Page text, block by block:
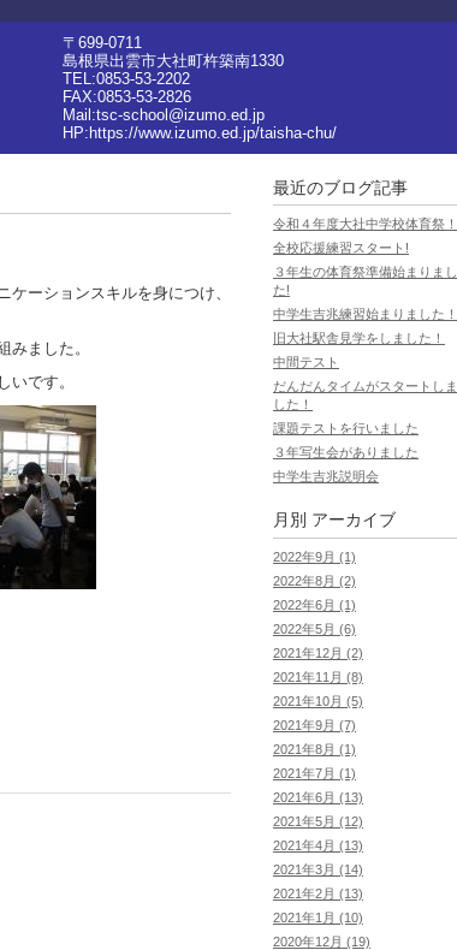
〒699-0711
島根県出雲市大社町杵築南1330
TEL:0853-53-2202
FAX:0853-53-2826
Mail:tsc-school@izumo.ed.jp
HP: https://www.izumo.ed.jp/taisha-chu/
ーションスキルを身につけ、
みました。
いです。
最近のブログ記事
令和４年度大社中学校体育祭！
全校応援練習スタート!
３年生の体育祭準備始まりまし
た!
中学生吉兆練習始まりました！
旧大社駅舎見学をしました！
中間テスト
だんだんタイムがスタートしま
した！
課題テストを行いました
３年写生会がありました
中学生吉兆説明会
月別 アーカイブ
2022年9月 (1)
2022年8月 (2)
2022年6月 (1)
2022年5月 (6)
2021年12月 (2)
2021年11月 (8)
2021年10月 (5)
2021年9月 (7)
2021年8月 (1)
2021年7月 (1)
2021年6月 (13)
2021年5月 (12)
2021年4月 (13)
2021年3月 (14)
2021年2月 (13)
2021年1月 (10)
2020年12月 (19)